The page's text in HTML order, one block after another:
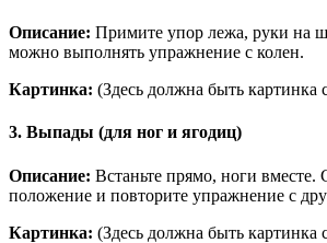
Описание: Примите упор лежа, руки на
можно выполнять упражнение с колен.
Картинка: (Здесь должна быть
3. Выпады (для ног и ягодиц)
Описание: Встаньте прямо, ноги вместе.
положение и повторите упражнение с
Картинка: (Здесь должна быть